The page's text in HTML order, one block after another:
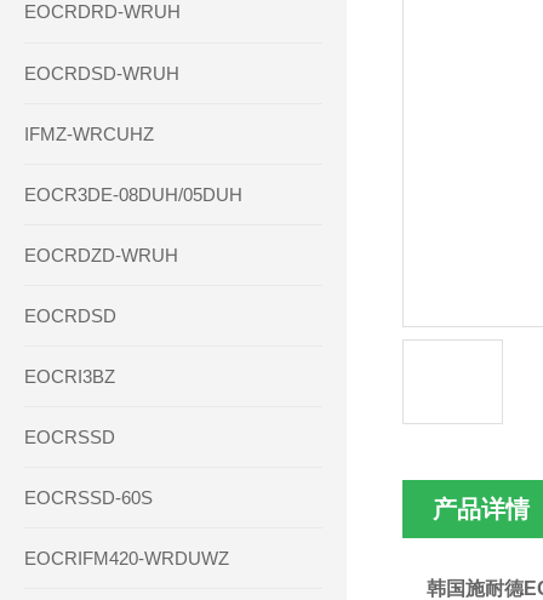
EOCRDRD-WRUH
EOCRDSD-WRUH
IFMZ-WRCUHZ
EOCR3DE-08DUH/05DUH
EOCRDZD-WRUH
EOCRDSD
EOCRI3BZ
EOCRSSD
EOCRSSD-60S
EOCRIFM420-WRDUWZ
产品详情
韩国施耐德